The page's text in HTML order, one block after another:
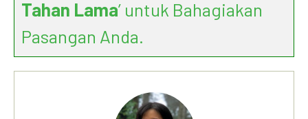
Tahan Lama’ untuk Bahagiakan
Pasangan Anda.